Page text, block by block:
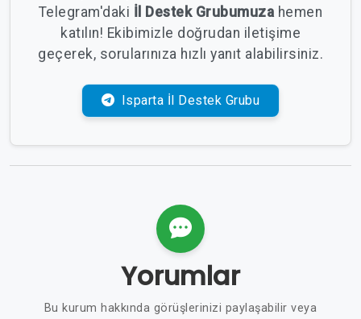
Telegram'daki İl Destek Grubumuza hemen
katılın! Ekibimizle doğrudan iletişime
geçerek, sorularınıza hızlı yanıt alabilirsiniz.
Isparta İl Destek Grubu
Yorumlar
Bu kurum hakkında görüşlerinizi paylaşabilir veya